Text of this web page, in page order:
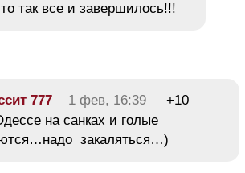
так все и завершилось!!!
777 1 фев, 16:39
+10
на санках и голые
закаляться…)